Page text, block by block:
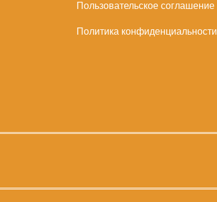
Пользовательское соглашение
Политика конфиденциальности